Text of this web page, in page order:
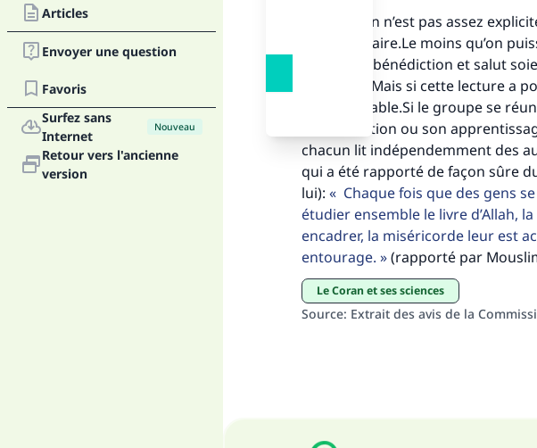
Articles
Envoyer une question
Favoris
Surfez sans
Internet
Nouveau
Retour vers l'ancienne
version
La question n’est pas assez
réglementaire.Le moins qu’on
Prophète (bénédiction et salut
pratiquée.Mais si cette lecture a
est acceptable.Si le groupe se
mémorisation ou son
chacun lit indépendemment des
qui a été rapporté de façon sûre
lui):
Chaque fois que des gens
étudier ensemble le livre d’Allah,
encadrer, la miséricorde leur est
entourage.
(rapporté par
Le Coran et ses sciences
Source: Extrait des avis de la
Faites une
personnes
Aidez
Le
"Celui qui indique une